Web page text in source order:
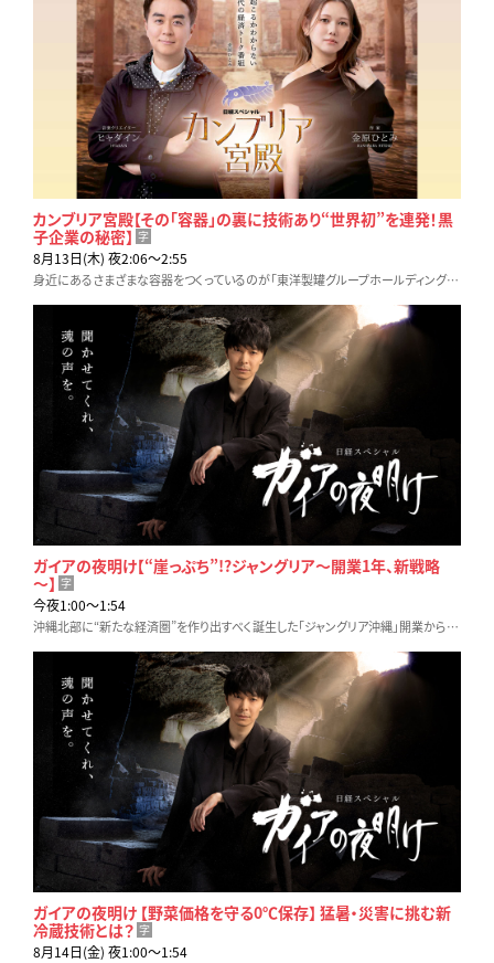
カンブリア宮殿【その「容器」の裏に技術あり“世界初”を連発！黒
子企業の秘密】 字
8月13日(木) 夜2:06〜2:55
身近にあるさまざまな容器をつくっているのが「東洋製罐グループホールディングス」だ。知られざる“巨大黒子企業”、イノベーションを続ける秘密に迫る！
ガイアの夜明け【“崖っぷち”!?ジャングリア～開業1年、新戦略
～】 字
今夜1:00〜1:54
沖縄北部に“新たな経済圏”を作り出すべく誕生した「ジャングリア沖縄」開業から1年。ガイアだけが見つめたジャングリアの反転攻勢と、知られざる地域の“その後”を描く
ガイアの夜明け 【野菜価格を守る0℃保存】 猛暑・災害に挑む新
冷蔵技術とは？ 字
8月14日(金) 夜1:00〜1:54